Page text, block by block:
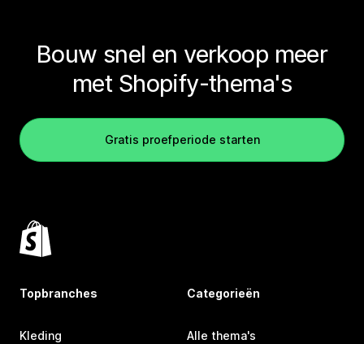
Bouw snel en verkoop meer
met Shopify-thema's
Gratis proefperiode starten
Topbranches
Kleding
Categorieën
Alle thema's